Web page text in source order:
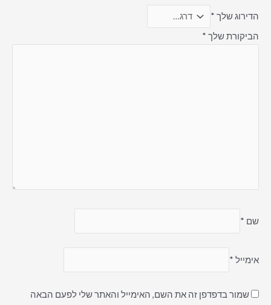
הדירוג שלך *
הביקורת שלך *
שם *
אימייל *
שמור בדפדפן זה את השם, האימייל והאתר שלי לפעם הבאה